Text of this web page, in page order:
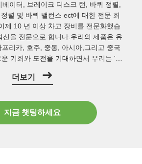
이터, 브레이크 디스크 턴, 바퀴 정렬,
렬 및 바퀴 밸런스 ect에 대한 전문 회
제 10 년 이상 차고 장비를 전문화했습
신을 전문으로 합니다.우리의 제품은 유
리카, 호주, 중동, 아시아,그리고 중국
기회와 도전을 기대하면서 우리는 '실
국내외의 다른 제조업체들과 파트너십
고객에게 보상을 헌신합니다. 우리의
"항상 우리의 고객에 전적으로 헌신".서
성에 대한 우리의 헌신은 흔들리지 않습
더보기
지금 챗팅하세요